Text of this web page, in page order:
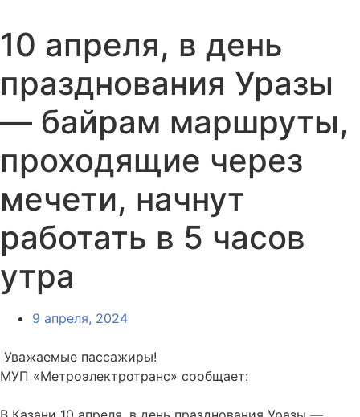
10 апреля, в день
празднования Уразы
— байрам маршруты,
проходящие через
мечети, начнут
работать в 5 часов
утра
9 апреля, 2024
Уважаемые пассажиры!
МУП «Метроэлектротранс» сообщает: